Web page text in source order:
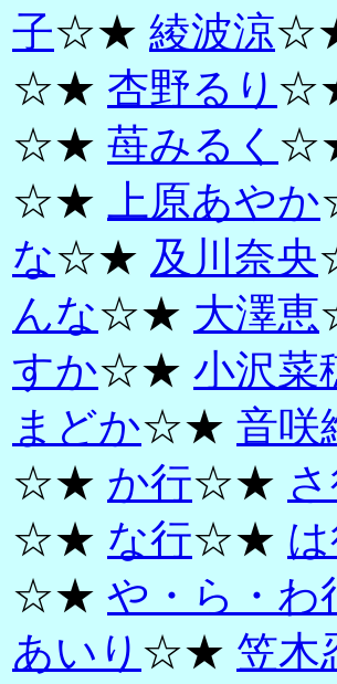
子☆★ 綾波涼
☆★ 杏野るり
☆★ 苺みるく
☆★
上原あやか
な☆★ 及川奈央
んな☆★ 大澤恵
すか☆★ 小沢菜
まどか☆★ 音咲
☆★ か行☆★
☆★ な行☆★
☆★ や・ら・わ
あいり ☆★ 笠木